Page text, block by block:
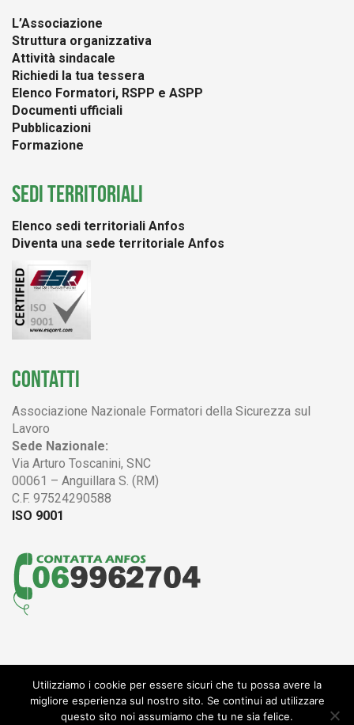
L’Associazione
Struttura organizzativa
Attività sindacale
Richiedi la tua tessera
Elenco Formatori, RSPP e ASPP
Documenti ufficiali
Pubblicazioni
Formazione
SEDI TERRITORIALI
Elenco sedi territoriali Anfos
Diventa una sede territoriale Anfos
CONTATTI
Associazione Nazionale Formatori della Sicurezza sul
Lavoro
Sede Nazionale:
Via Arturo Toscanini, SNC
00061 – Anguillara S. (RM)
C.F. 97524290588
ISO 9001
© 2004 - 2017 ANFOS
Associazione Nazionale Formatori della Sicurezza sul Lavoro
CF 97524290588 -Privacy policy-Termini e condizioni- Sportello
Utilizziamo i cookie per essere sicuri che tu possa avere la
migliore esperienza sul nostro sito. Se continui ad utilizzare
questo sito noi assumiamo che tu ne sia felice.